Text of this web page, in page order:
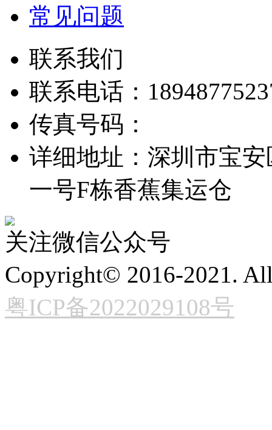
常见问题
联系我们
联系电话：
传真号码：
详细地址：深圳市宝
一号F栋香蕉集运仓
关注微信公众号
Copyright© 2016-2021.
粤ICP备2022029108号